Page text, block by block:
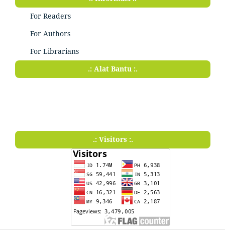
For Readers
For Authors
For Librarians
.: Alat Bantu :.
.: Visitors :.